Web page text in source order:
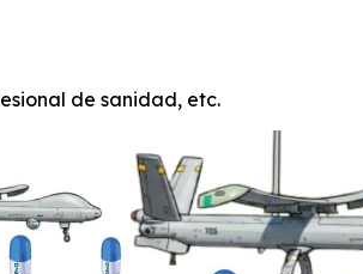
de sanidad, etc.